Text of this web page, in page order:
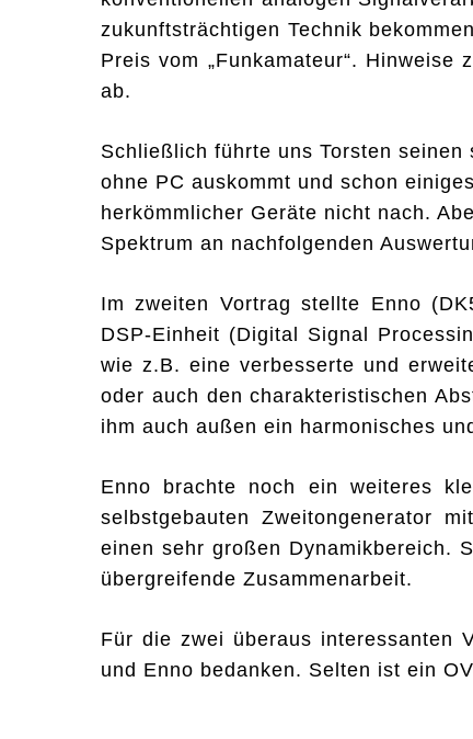
zukunftsträchtigen Technik
Preis vom „Funkamateur“.
ab.
Schließlich führte uns Torsten
ohne PC auskommt und schon
herkömmlicher Geräte nicht nach.
Spektrum an nachfolgenden
Im zweiten Vortrag stellte Enno
DSP-Einheit (Digital Signal
wie z.B. eine verbesserte und
oder auch den charakteristischen
ihm auch außen ein harmonisches
Enno brachte noch ein weiteres
selbstgebauten Zweitongenerator
einen sehr großen Dynamikbereich.
übergreifende Zusammenarbeit.
Für die zwei überaus interessanten
und Enno bedanken. Selten ist ein